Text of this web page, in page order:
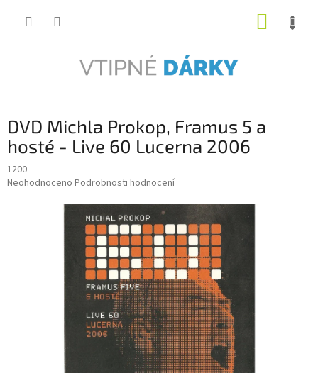
DVD Michla Prokop, Framus 5 a
hosté - Live 60 Lucerna 2006
1200
Průměrné
Neohodnoceno Podrobnosti hodnocení